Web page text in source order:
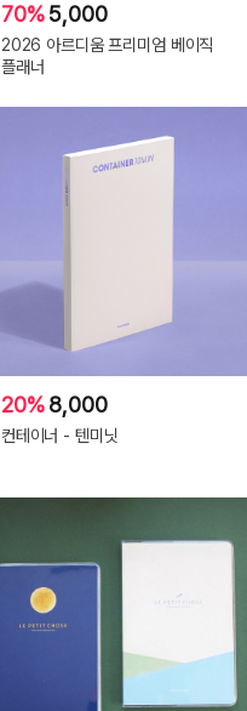
70%5,000
2026 아르디움 프리미엄 베이직
플래너
20%8,000
컨테이너 - 텐미닛